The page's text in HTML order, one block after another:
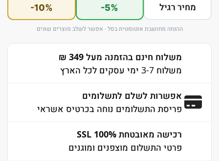
מחיר רגיל -5%
-10%
ההנחה מחושבת אוטומטית בסל · אפשר לשלב מוצרים שונים
משלוח חינם בהזמנה מעל 349 ₪
משלוח 3-7 ימי עסקים לכל הארץ
אפשרות לשלם לתשלומים
פריסת התשלומים נוחה בכרטיס אשראי
רכישה מאובטחת 100% SSL
פרטי התשלום מוצפנים ומוגנים